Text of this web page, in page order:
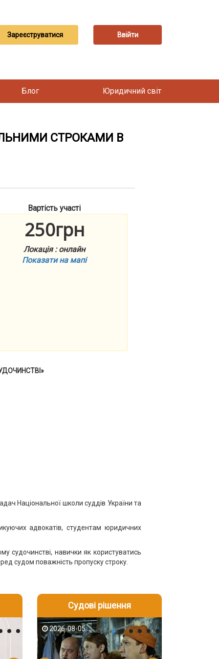
Зареєструватися Ввійти
Блог Юридичний світ
СТРОКАМИ В
Вартість участі
250грн
Локація : онлайн
Показати на мапі
Національної школи суддів України та
адвокатів, студентам юридичних
судочинстві, навички як користуватись
судом поважність пропуску строку.
2026-08-04 2026-08-04
2026-08-03 2026-08-03
2026-08-05 2026-08-05
Судові рішення
2026-08-05